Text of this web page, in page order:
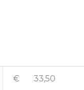
€ 33,50